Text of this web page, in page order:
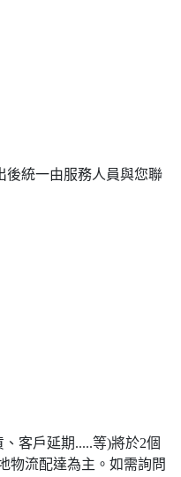
後統一由服務人員與您聯
客戶延期.....等)將於2個
物流配達為主。如需詢問